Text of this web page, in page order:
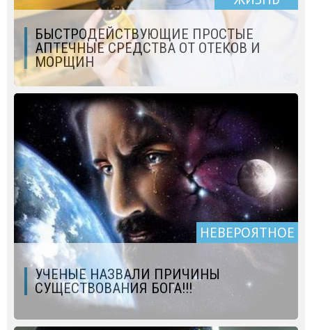
БЫСТРОДЕЙСТВУЮЩИЕ ПРОСТЫЕ
АПТЕЧНЫЕ СРЕДСТВА ОТ ОТЕКОВ И
МОРЩИН
НЕВЕРОЯТНОЕ
УЧЕНЫЕ НАЗВАЛИ ПРИЧИНЫ
СУЩЕСТВОВАНИЯ БОГА!!!